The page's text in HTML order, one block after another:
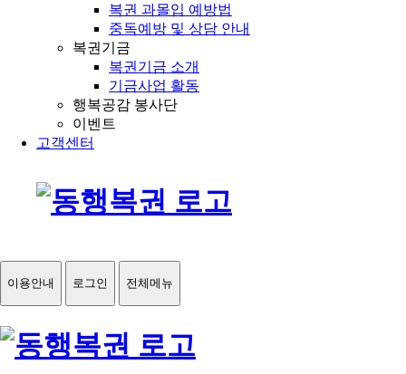
복권 과몰입 예방법
중독예방 및 상담 안내
복권기금
복권기금 소개
기금사업 활동
행복공감 봉사단
이벤트
고객센터
이용안내 로그인 전체메뉴